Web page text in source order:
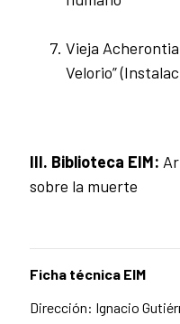
Vieja
Velorio”
III. Biblioteca EIM:
sobre la muerte
Ficha técnica EIM
Dirección: Ignacio